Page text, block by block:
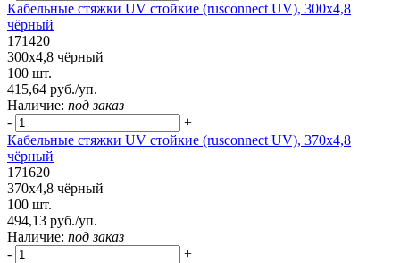
Кабельные стяжки UV стойкие (rusconnect UV), 300x4,8
чёрный
171420
300x4,8 чёрный
100 шт.
415,64 руб./уп.
Наличие: под заказ
-
+
Кабельные стяжки UV стойкие (rusconnect UV), 370х4,8
чёрный
171620
370х4,8 чёрный
100 шт.
494,13 руб./уп.
Наличие: под заказ
-
+